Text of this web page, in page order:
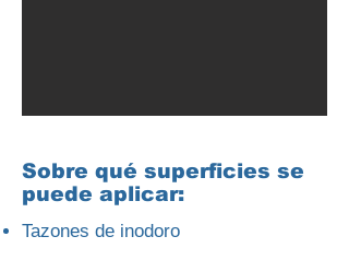
Sobre qué superficies se
puede aplicar:
Tazones de inodoro